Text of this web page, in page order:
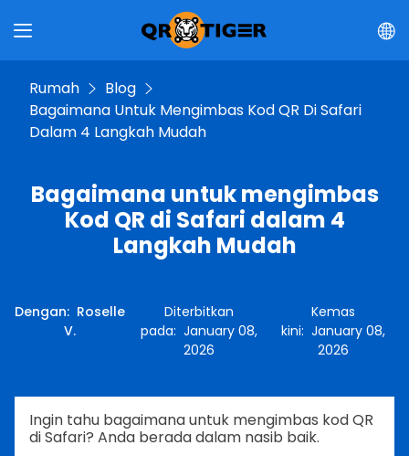
Rumah
Blog
Bagaimana Untuk Mengimbas Kod QR Di Safari
Dalam 4 Langkah Mudah
Bagaimana untuk mengimbas
Kod QR di Safari dalam 4
Langkah Mudah
Dengan: Roselle
V.
Diterbitkan
pada: January 08,
2026
Kemas
kini:January 08,
2026
Ingin tahu bagaimana untuk mengimbas kod QR
di Safari? Anda berada dalam nasib baik.